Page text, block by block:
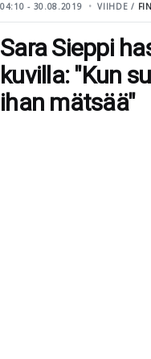
04:10 - 30.08.2019 VIIHDE /
Sara Sieppi
kuvilla: "Kun
ihan mätsää"